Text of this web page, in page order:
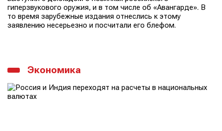
гиперзвукового оружия, и в том числе об «Авангарде». В
то время зарубежные издания отнеслись к этому
заявлению несерьезно и посчитали его блефом.
Экономика